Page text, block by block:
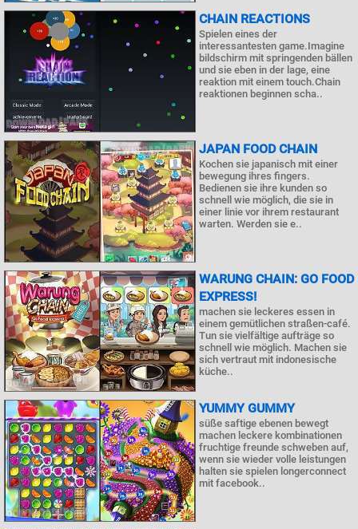
CHAIN REACTIONS
Spielen eines der
interessantesten game.Imagine
bildschirm mit springenden bällen
und sie eben in der lage, eine
reaktion mit einem touch.Chain
reaktionen beginnen scha..
JAPAN FOOD CHAIN
Kochen sie japanisch mit einer
bewegung ihres fingers.
Bedienen sie ihre kunden so
schnell wie möglich, die sie in
einer linie vor ihrem restaurant
warten. Werden sie e..
WARUNG CHAIN: GO FOOD
EXPRESS!
machen sie leckeres essen in
einem gemütlichen straßen-café.
Tun sie vielfältige aufträge so
schnell wie möglich. Machen sie
sich vertraut mit indonesische
küche..
YUMMY GUMMY
süße saftige ebenen bewegt
machen leckere kombinationen
fruchtige freunde schweben auf,
wenn sie wieder volle leistungen
halten sie spielen longerconnect
mit facebook..